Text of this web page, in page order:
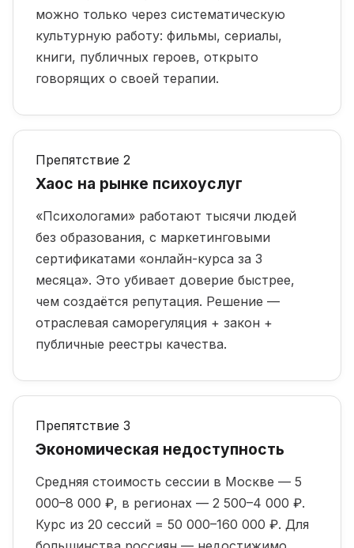
можно только через систематическую
культурную работу: фильмы, сериалы,
книги, публичных героев, открыто
говорящих о своей терапии.
Препятствие 2
Хаос на рынке психоуслуг
«Психологами» работают тысячи людей
без образования, с маркетинговыми
сертификатами «онлайн-курса за 3
месяца». Это убивает доверие быстрее,
чем создаётся репутация. Решение —
отраслевая саморегуляция + закон +
публичные реестры качества.
Препятствие 3
Экономическая недоступность
Средняя стоимость сессии в Москве — 5
000–8 000 ₽, в регионах — 2 500–4 000 ₽.
Курс из 20 сессий = 50 000–160 000 ₽. Для